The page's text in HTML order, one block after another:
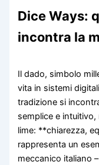
Dice Ways:
incontra la
Il dado, simbolo
vita in sistemi
tradizione si
semplice e
lime: **chiarezza,
rappresenta un
meccanico italiano